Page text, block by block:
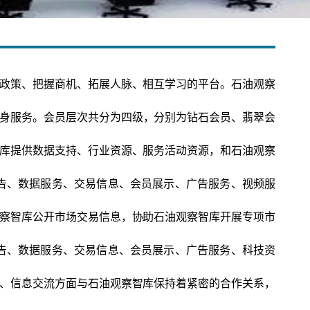
、把握商机、拓展人脉、相互学习的平台。石油观察
服务。会员层次共分为四级，分别为钻石会员、翡翠会
供数据支持、行业资源、服务活动资源，和石油观察
数据服务、交易信息、会员展示、广告服务、视频服
库公开市场交易信息，协助石油观察智库开展专项市
数据服务、交易信息、会员展示、广告服务、科技资
息交流方面与石油观察智库保持着紧密的合作关系，